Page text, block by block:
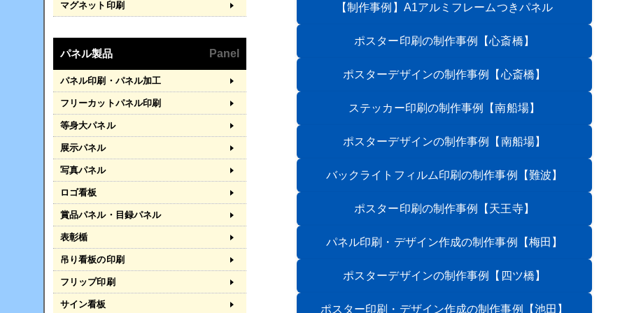
【制作事例】A1アルミフレームつきパネル
ポスター印刷の制作事例 【心斎橋】
ポスターデザインの制作事例 【心斎橋】
ステッカー印刷の制作事例 【南船場】
ポスターデザインの制作事例 【南船場】
バックライトフィルム印刷の制作事例 【難波】
ポスター印刷の制作事例 【天王寺】
パネル印刷・デザイン作成の制作事例 【梅田】
ポスターデザインの制作事例 【四ツ橋】
ポスター印刷・デザイン作成の制作事例 【池田】
マグネット印刷
パネル製品 Panel
パネル印刷・パネル加工
フリーカットパネル印刷
等身大パネル
展示パネル
写真パネル
ロゴ看板
賞品パネル・目録パネル
表彰楯
吊り看板の印刷
フリップ印刷
サイン看板